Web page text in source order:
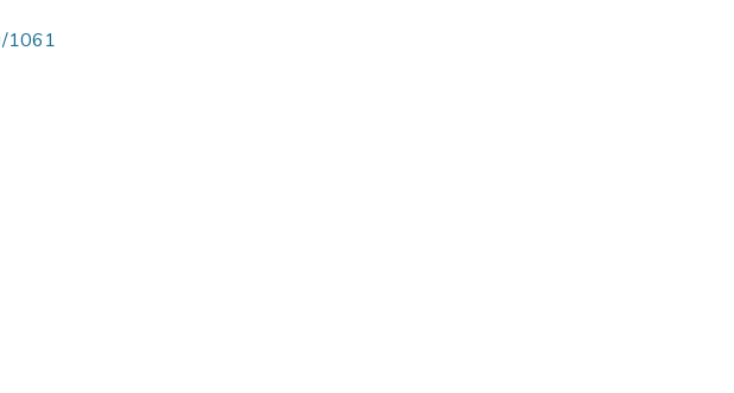
1061